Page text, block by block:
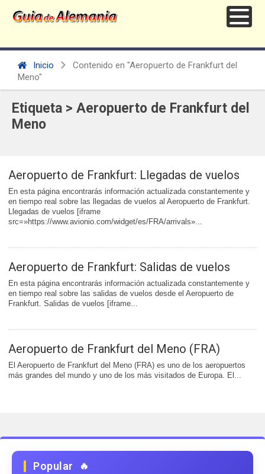
Inicio
Contenido en "Aeropuerto de Frankfurt del
Meno"
Etiqueta > Aeropuerto de Frankfurt del
Meno
Aeropuerto de Frankfurt: Llegadas de vuelos
En esta página encontrarás información actualizada constantemente y
en tiempo real sobre las llegadas de vuelos al Aeropuerto de Frankfurt.
Llegadas de vuelos [iframe
src=»https://www.avionio.com/widget/es/FRA/arrivals»...
Aeropuerto de Frankfurt: Salidas de vuelos
En esta página encontrarás información actualizada constantemente y
en tiempo real sobre las salidas de vuelos desde el Aeropuerto de
Frankfurt. Salidas de vuelos [iframe...
Aeropuerto de Frankfurt del Meno (FRA)
El Aeropuerto de Frankfurt del Meno (FRA) es uno de los aeropuertos
más grandes del mundo y uno de los más visitados de Europa. El...
Popular